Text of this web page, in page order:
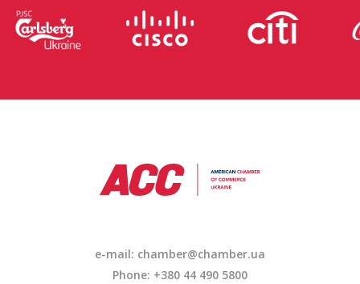
e-mail: chamber@chamber.ua
Phone: +380 44 490 5800